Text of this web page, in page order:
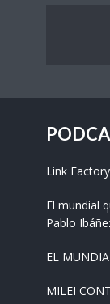
Link
El mundial
Pablo
EL
MILEI